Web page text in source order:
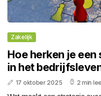
Zakelijk
Hoe herken je
in het
17 oktober 2025 2 min